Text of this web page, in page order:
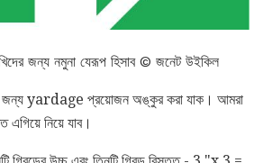
জন্য নমুনা যেরূপ হিসাব © জনেট উইকিল
জন্য yardage প্রয়োজন অঙ্কুর করা যাক। আমরা
নিয়ে যাব।